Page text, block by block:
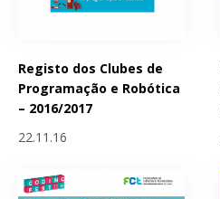
Registo dos Clubes de
Programação e Robótica
– 2016/2017
22.11.16